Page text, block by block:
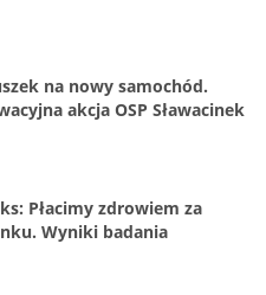
na nowy samochód.
akcja OSP Sławacinek
Płacimy zdrowiem za
Wyniki badania